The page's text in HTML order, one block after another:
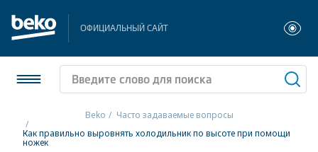
ОФИЦИАЛЬНЫЙ САЙТ
Холодильники и морозильники
Beko
Часто задаваемые вопросы
Как правильно выровнять холодильник по высоте при помощи
ножек